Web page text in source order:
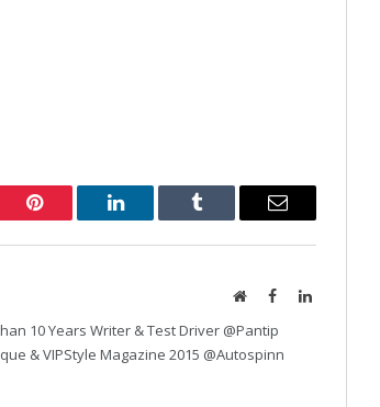
Pinterest LinkedIn Tumblr Email
WebsiteFacebookLinkedIn
10 Years Writer & Test Driver @Pantip
& VIPStyle Magazine 2015 @Autospinn